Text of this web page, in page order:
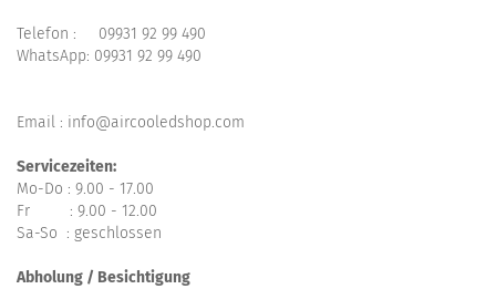
Telefon : 09931 92 99 490
WhatsApp: 09931 92 99 490
Email : info@aircooledshop.com
Servicezeiten:
Mo-Do : 9.00 - 17.00
Fr : 9.00 - 12.00
Sa-So : geschlossen
Abholung / Besichtigung